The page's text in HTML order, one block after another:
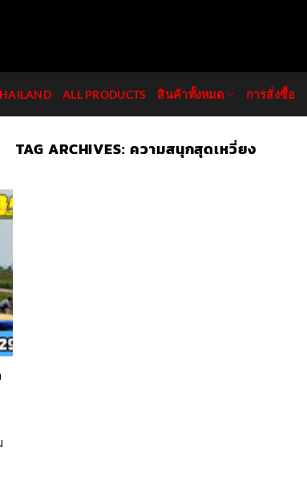
ALL PRODUCTS สินค้าทั้งหมด การสั่งซื้อ
TAG ARCHIVES: ความสนุกสุดเหวี่ยง